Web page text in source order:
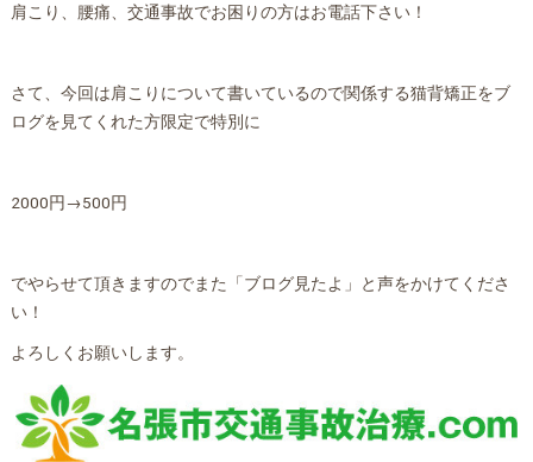
肩こり、腰痛、交通事故でお困りの方はお電話下さい！
さて、今回は肩こりについて書いているので関係する猫背矯正をブ
ログを見てくれた方限定で特別に
2000円→500円
でやらせて頂きますのでまた「ブログ見たよ」と声をかけてくださ
い！
よろしくお願いします。